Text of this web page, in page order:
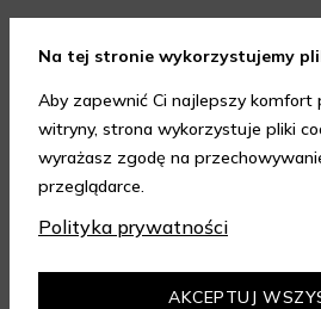
FORMY DOSTAWY
Na tej stronie wykorzystujemy
Aby zapewnić Ci najlepszy komfort
witryny, strona wykorzystuje pliki
wyrażasz zgodę na
przeglądarce.
Polityka prywatności
AKCEPTUJ